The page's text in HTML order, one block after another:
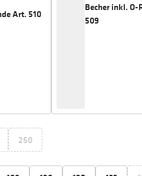
Art. 510
Becher inkl.
509
250